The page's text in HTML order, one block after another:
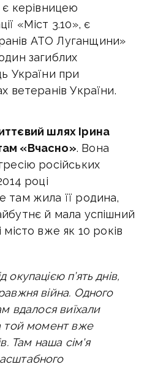
керівницею
«Міст 3.10», є
АТО Луганщини»
загиблих
України при
ветеранів України.
шлях Ірина
«Вчасно». Вона
російських
році
там жила її родина,
й мала успішний
вже як 10 років
п’ять днів,
війна. Одного
вдалося виїхали
той момент вже
Там наша сім'я